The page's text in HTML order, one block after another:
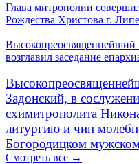
Глава митрополии
Рождества Христова г.
Высокопреосвященнейший
возглавил заседание
Задонский, в
схимитрополита
литургию и чин
Богородицком
Смотреть все →